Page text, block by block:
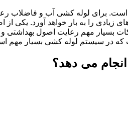
برای لوله کشی آب و فاضلاب
زیادی را به بار خواهد آورد. یکی
بسیار مهم رعایت اصول بهداشتی
که در سیستم لوله کشی بسیار مهم
می دهد؟